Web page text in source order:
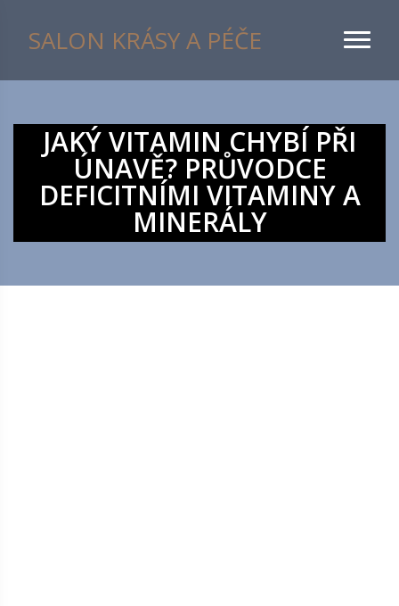
SALON KRÁSY A PÉČE
JAKÝ VITAMIN CHYBÍ PŘI
ÚNAVĚ? PRŮVODCE
DEFICITNÍMI VITAMINY A
MINERÁLY